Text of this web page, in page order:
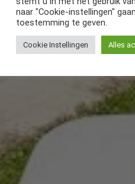
naar "Cookie-instellingen"
toestemming te geven.
Cookie Instellingen Alles